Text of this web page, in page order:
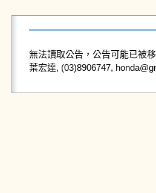
無法讀取公告，公告可能已被
葉宏達, (03)8906747,